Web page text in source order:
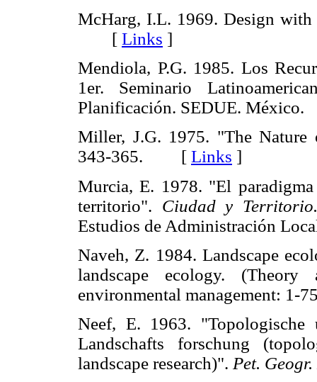
McHarg, I.L. 1969. Design with
[ Links ]
Mendiola, P.G. 1985. Los
1er. Seminario
Planificación. SEDUE.
Miller, J.G. 1975. "The
343-365. [ Links ]
Murcia, E. 1978. "El
territorio". Ciudad y
Estudios de Administración
Naveh, Z. 1984. Landscape
landscape ecology.
environmental management: 1-
Neef, E. 1963. "Topologische
Landschafts forschung
landscape research)". Pet.